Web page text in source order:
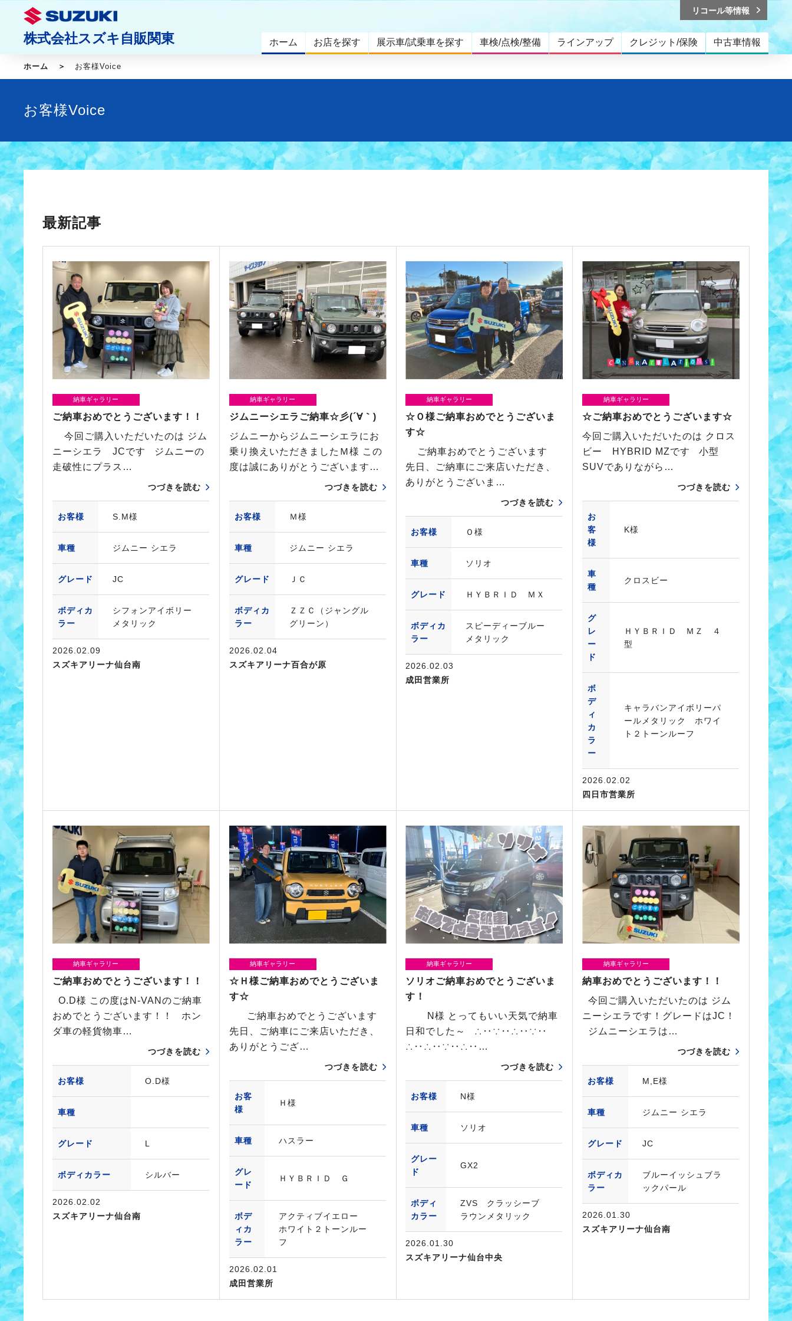
株式会社スズキ自販関東 ホーム お店を探す 展示車/試乗車を探す 車検/点検/整備 ラインアップ クレジット/保険 中古車情報
リコール等情報
ホーム お客様Voice
お客様Voice
最新記事
納車ギャラリー
ご納車おめでとうございます！！
今回ご購入いただいたのは ジム
ニーシエラ JCです ジムニーの
走破性にプラス…
つづきを読む
お客様 S.M様
車種 ジムニー シエラ
グレード JC
ボディカ
ラー
シフォンアイボリー
メタリック
2026.02.09
スズキアリーナ仙台南
納車ギャラリー
ジムニーシエラご納車☆彡(´∀｀)
ジムニーからジムニーシエラにお
乗り換えいただきましたＭ様 この
度は誠にありがとうございます…
つづきを読む
お客様 Ｍ様
車種 ジムニー シエラ
グレード ＪＣ
ボディカ
ラー
ＺＺＣ（ジャングル
グリーン）
2026.02.04
スズキアリーナ百合が原
納車ギャラリー
☆Ｏ様ご納車おめでとうございま
す☆
ご納車おめでとうございます
先日、ご納車にご来店いただき、
ありがとうございま…
つづきを読む
お客様 Ｏ様
車種 ソリオ
グレード ＨＹＢＲＩＤ ＭＸ
ボディカ
ラー
スピーディーブルー
メタリック
2026.02.03
成田営業所
納車ギャラリー
☆ご納車おめでとうございます☆
今回ご購入いただいたのは クロス
ビー HYBRID MZです 小型
SUVでありながら…
つづきを読む
お
客
様
K様
車
種
クロスビー
グ
レ
ー
ド
ＨＹＢＲＩＤ ＭＺ ４
型
ボ
デ
ィ
カ
ラ
ー
キャラバンアイボリーパ
ールメタリック ホワイ
ト２トーンルーフ
2026.02.02
四日市営業所
納車ギャラリー
ご納車おめでとうございます！！
O.D様 この度はN-VANのご納車
おめでとうございます！！ ホン
ダ車の軽貨物車…
つづきを読む
お客様 O.D様
車種
グレード L
ボディカラー シルバー
2026.02.02
スズキアリーナ仙台南
納車ギャラリー
☆Ｈ様ご納車おめでとうございま
す☆
ご納車おめでとうございます
先日、ご納車にご来店いただき、
ありがとうござ…
つづきを読む
お客
様
Ｈ様
車種 ハスラー
グレ
ード
ＨＹＢＲＩＤ Ｇ
ボデ
ィカ
ラー
アクティブイエロー
ホワイト２トーンルー
フ
2026.02.01
成田営業所
納車ギャラリー
ソリオご納車おめでとうございま
す！
N様 とってもいい天気で納車
日和でした～ ∴‥∵‥∴‥∵‥
∴‥∴‥∵‥∴‥…
つづきを読む
お客様 N様
車種 ソリオ
グレー
ド
GX2
ボディ
カラー
ZVS クラッシーブ
ラウンメタリック
2026.01.30
スズキアリーナ仙台中央
納車ギャラリー
納車おめでとうございます！！
今回ご購入いただいたのは ジム
ニーシエラです！グレードはJC！
ジムニーシエラは…
つづきを読む
お客様 M,E様
車種 ジムニー シエラ
グレード JC
ボディカ
ラー
ブルーイッシュブラ
ックパール
2026.01.30
スズキアリーナ仙台南